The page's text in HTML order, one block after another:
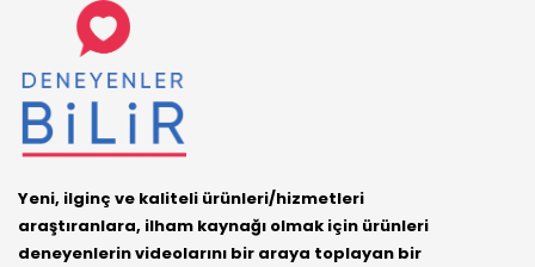
Yeni, ilginç ve kaliteli ürünleri/hizmetleri
araştıranlara, ilham kaynağı olmak için ürünleri
deneyenlerin videolarını bir araya toplayan bir